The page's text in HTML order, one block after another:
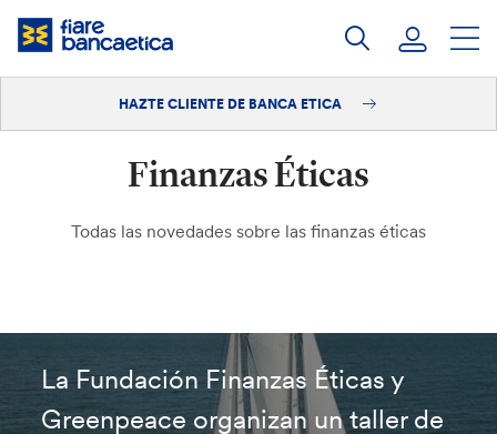
Saltar
HAZTE CLIENTE DE BANCA ETICA
Finanzas Éticas
Todas las novedades sobre las finanzas éticas
La Fundación Finanzas Éticas y
Greenpeace organizan un taller de